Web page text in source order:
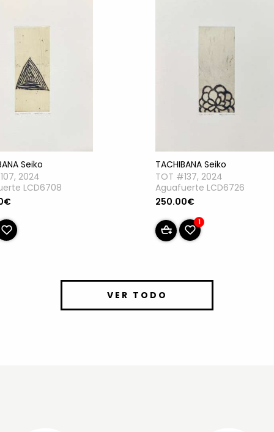
Seiko
2024
LCD6708
TACHIBANA Seiko
TOT #137, 2024
Aguafuerte LCD6726
250.00€
1
VER TODO